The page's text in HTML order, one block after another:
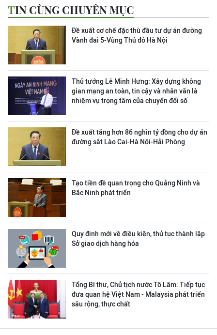
TIN CÙNG CHUYÊN MỤC
Đề xuất cơ chế đặc thù đầu tư dự án đường
Vành đai 5-Vùng Thủ đô Hà Nội
Thủ tướng Lê Minh Hưng: Xây dựng không
gian mạng an toàn, tin cậy và nhân văn là
nhiệm vụ trọng tâm của chuyển đổi số
Đề xuất tăng hơn 86 nghìn tỷ đồng cho dự án
đường sắt Lào Cai-Hà Nội-Hải Phòng
Tạo tiền đề quan trọng cho Quảng Ninh và
Bắc Ninh phát triển
Quy định mới về điều kiện, thủ tục thành lập
Sở giao dịch hàng hóa
Tổng Bí thư, Chủ tịch nước Tô Lâm: Tiếp tục
đưa quan hệ Việt Nam - Malaysia phát triển
sâu rộng, thực chất